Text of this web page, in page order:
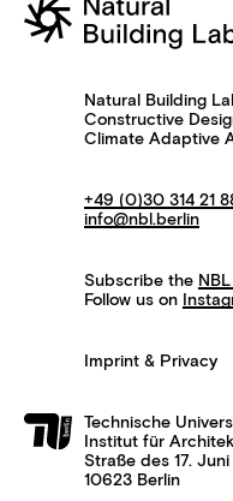
Natural Building
Constructive
Climate Adaptive
+49 (0)30 314 21
info@nbl.berlin
Subscribe the
Follow us on
Imprint & Privacy
Technische
Institut für
Straße des 17. Juni
10623 Berlin